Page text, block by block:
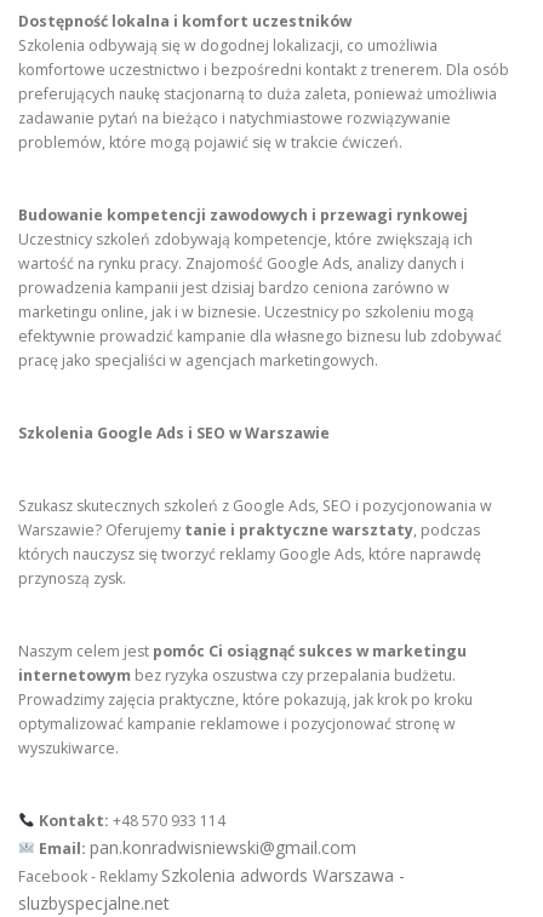
Dostępność lokalna i komfort uczestników
Szkolenia odbywają się w dogodnej lokalizacji, co umożliwia
komfortowe uczestnictwo i bezpośredni kontakt z trenerem. Dla osób
preferujących naukę stacjonarną to duża zaleta, ponieważ umożliwia
zadawanie pytań na bieżąco i natychmiastowe rozwiązywanie
problemów, które mogą pojawić się w trakcie ćwiczeń.
Budowanie kompetencji zawodowych i przewagi rynkowej
Uczestnicy szkoleń zdobywają kompetencje, które zwiększają ich
wartość na rynku pracy. Znajomość Google Ads, analizy danych i
prowadzenia kampanii jest dzisiaj bardzo ceniona zarówno w
marketingu online, jak i w biznesie. Uczestnicy po szkoleniu mogą
efektywnie prowadzić kampanie dla własnego biznesu lub zdobywać
pracę jako specjaliści w agencjach marketingowych.
Szkolenia Google Ads i SEO w Warszawie
Szukasz skutecznych szkoleń z Google Ads, SEO i pozycjonowania w
Warszawie? Oferujemy tanie i praktyczne warsztaty, podczas
których nauczysz się tworzyć reklamy Google Ads, które naprawdę
przynoszą zysk.
Naszym celem jest pomóc Ci osiągnąć sukces w marketingu
internetowym bez ryzyka oszustwa czy przepalania budżetu.
Prowadzimy zajęcia praktyczne, które pokazują, jak krok po kroku
optymalizować kampanie reklamowe i pozycjonować stronę w
wyszukiwarce.
Kontakt: +48 570 933 114
Email: pan.konradwisniewski@gmail.com
Facebook - Reklamy Szkolenia adwords Warszawa -
sluzbyspecjalne.net